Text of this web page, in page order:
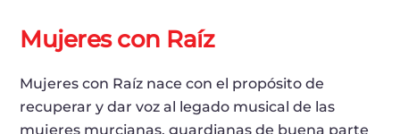
Mujeres con Raíz
Mujeres con Raíz nace con el propósito de
recuperar y dar voz al legado musical de las
mujeres murcianas, guardianas de buena parte